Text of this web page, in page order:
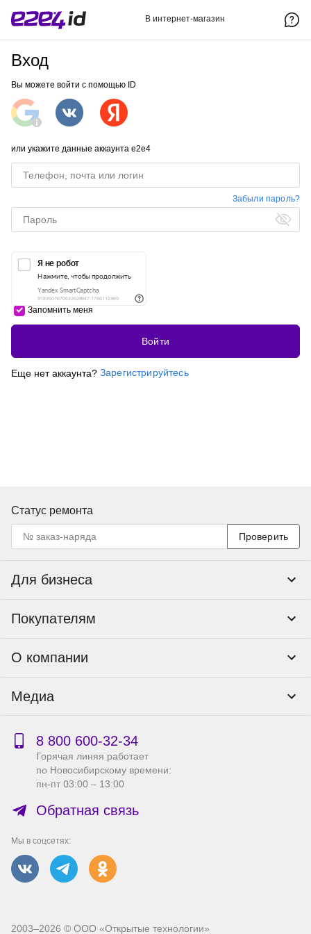
В интернет-магазин
Вход
Вы можете войти с помощью ID
или укажите данные аккаунта e2e4
Забыли пароль?
Запомнить меня
Войти
Еще нет аккаунта? Зарегистрируйтесь
Статус ремонта
Проверить
Для бизнеса
Тендеры и гос закупки
Покупателям
Пункты выдачи
Доставка
Гарантия и возврат
Бонусная программа
Сервисный центр
Справка по работе с e2e4 ID
О компании
Реквизиты
Публичная оферта
Правила продажи на сайте
Производители
Вакансии
Медиа
Новости
Акции
8 800 600‑32‑34
Горячая линяя работает
по Новосибирскому времени:
пн-пт 03:00 – 13:00
Обратная связь
Мы в соцсетях:
2003–2026 © ООО «Открытые технологии»